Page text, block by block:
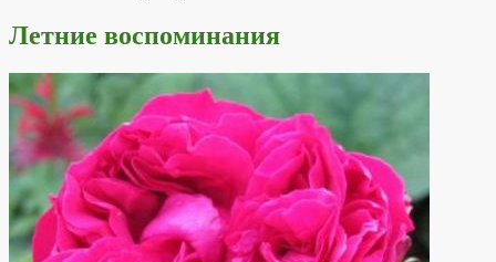
Летние воспоминания